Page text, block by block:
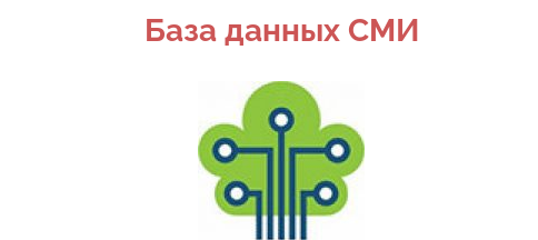
База данных СМИ